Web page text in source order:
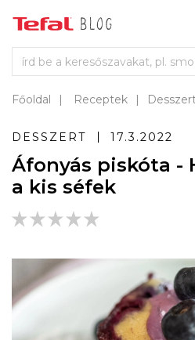
Főoldal Receptek
DESSZERT 17.3.2022
Áfonyás piskóta -
a kis séfek